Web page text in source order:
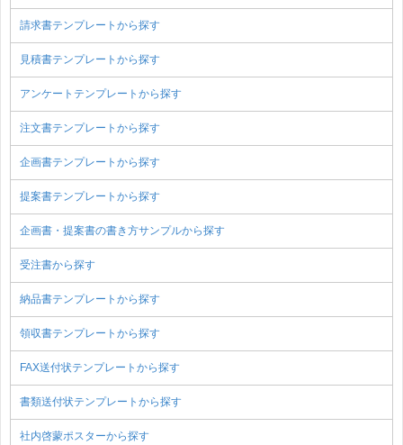
請求書テンプレートから探す
見積書テンプレートから探す
アンケートテンプレートから探す
注文書テンプレートから探す
企画書テンプレートから探す
提案書テンプレートから探す
企画書・提案書の書き方サンプルから探す
受注書から探す
納品書テンプレートから探す
領収書テンプレートから探す
FAX送付状テンプレートから探す
書類送付状テンプレートから探す
社内啓蒙ポスターから探す